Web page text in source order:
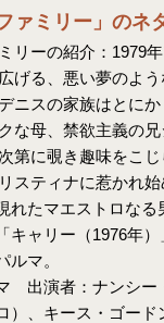
ァミリー」のネ
リーの紹介：1979
げる、悪い夢のよ
ニスの家族はとに
な母、禁欲主義の
第に覗き趣味をこ
スティナに惹かれ
れたマエストロな
キャリー（1976年
マ。
出演者：ナンシー
）、キース・ゴー